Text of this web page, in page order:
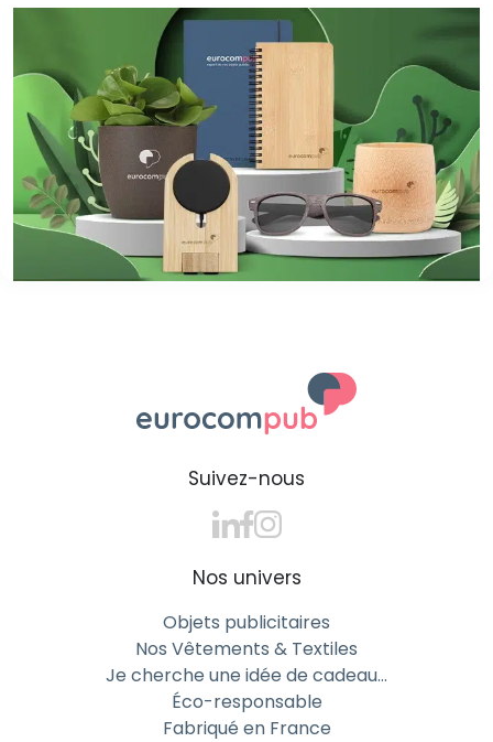
Suivez-nous
Nos univers
Objets publicitaires
Nos Vêtements & Textiles
Je cherche une idée de cadeau…
Éco-responsable
Fabriqué en France